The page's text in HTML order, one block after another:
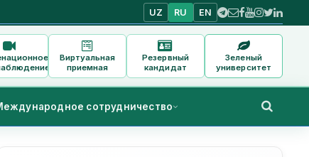
UZ RU EN
Виртуальная
приемная
Резервный
кандидат
Зеленый
университет
сотрудничество